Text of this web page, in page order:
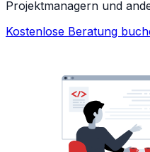
Projektmanagern und
Kostenlose Beratung